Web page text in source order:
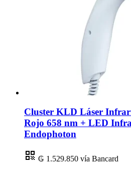
Cluster KLD Láser
Rojo 658 nm + LED
Endophoton
₲ 1.529.850 vía Bancard